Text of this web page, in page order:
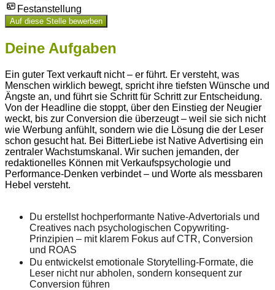
Festanstellung
Auf diese Stelle bewerben
Deine Aufgaben
Ein guter Text verkauft nicht – er führt. Er versteht, was
Menschen wirklich bewegt, spricht ihre tiefsten Wünsche und
Ängste an, und führt sie Schritt für Schritt zur Entscheidung.
Von der Headline die stoppt, über den Einstieg der Neugier
weckt, bis zur Conversion die überzeugt – weil sie sich nicht
wie Werbung anfühlt, sondern wie die Lösung die der Leser
schon gesucht hat. Bei BitterLiebe ist Native Advertising ein
zentraler Wachstumskanal. Wir suchen jemanden, der
redaktionelles Können mit Verkaufspsychologie und
Performance-Denken verbindet – und Worte als messbaren
Hebel versteht.
Du erstellst hochperformante Native-Advertorials und
Creatives nach psychologischen Copywriting-
Prinzipien – mit klarem Fokus auf CTR, Conversion
und ROAS
Du entwickelst emotionale Storytelling-Formate, die
Leser nicht nur abholen, sondern konsequent zur
Conversion führen